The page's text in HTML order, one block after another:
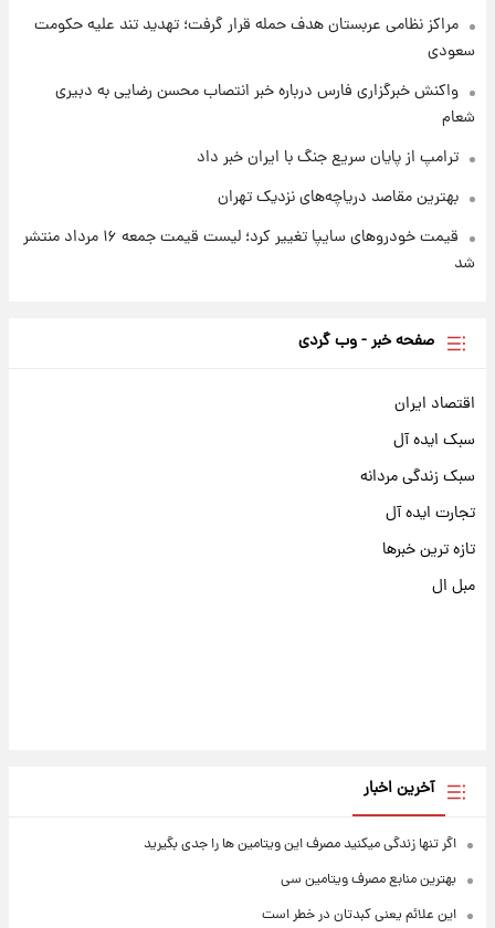
مراکز نظامی عربستان هدف حمله قرار گرفت؛ تهدید تند علیه حکومت
سعودی
واکنش خبرگزاری فارس درباره خبر انتصاب محسن رضایی به دبیری
شعام
ترامپ از پایان سریع جنگ با ایران خبر داد
بهترین مقاصد دریاچه‌های نزدیک تهران
قیمت خودروهای سایپا تغییر کرد؛ لیست قیمت جمعه ۱۶ مرداد منتشر
شد
صفحه خبر - وب گردی
اقتصاد ایران
سبک ایده آل
سبک زندگی مردانه
تجارت ایده آل
تازه ترین خبرها
مبل ال
آخرین اخبار
اگر تنها زندگی میکنید مصرف این ویتامین ها را جدی بگیرید
بهترین منابع مصرف ویتامین سی
این علائم یعنی کبدتان در خطر است